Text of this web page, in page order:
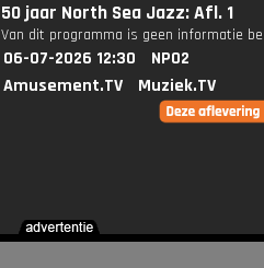
50 jaar North Sea Jazz: Afl. 1
Van dit programma is geen informatie
06-07-2026 12:30
NPO2
Amusement.TV
Muziek.TV